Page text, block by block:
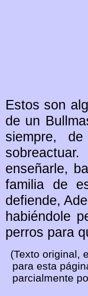
Estos son
de un
siempre,
enseñarle,
familia de
defiende,
habiéndole
perros para
(Texto original,
para esta
parcialmente